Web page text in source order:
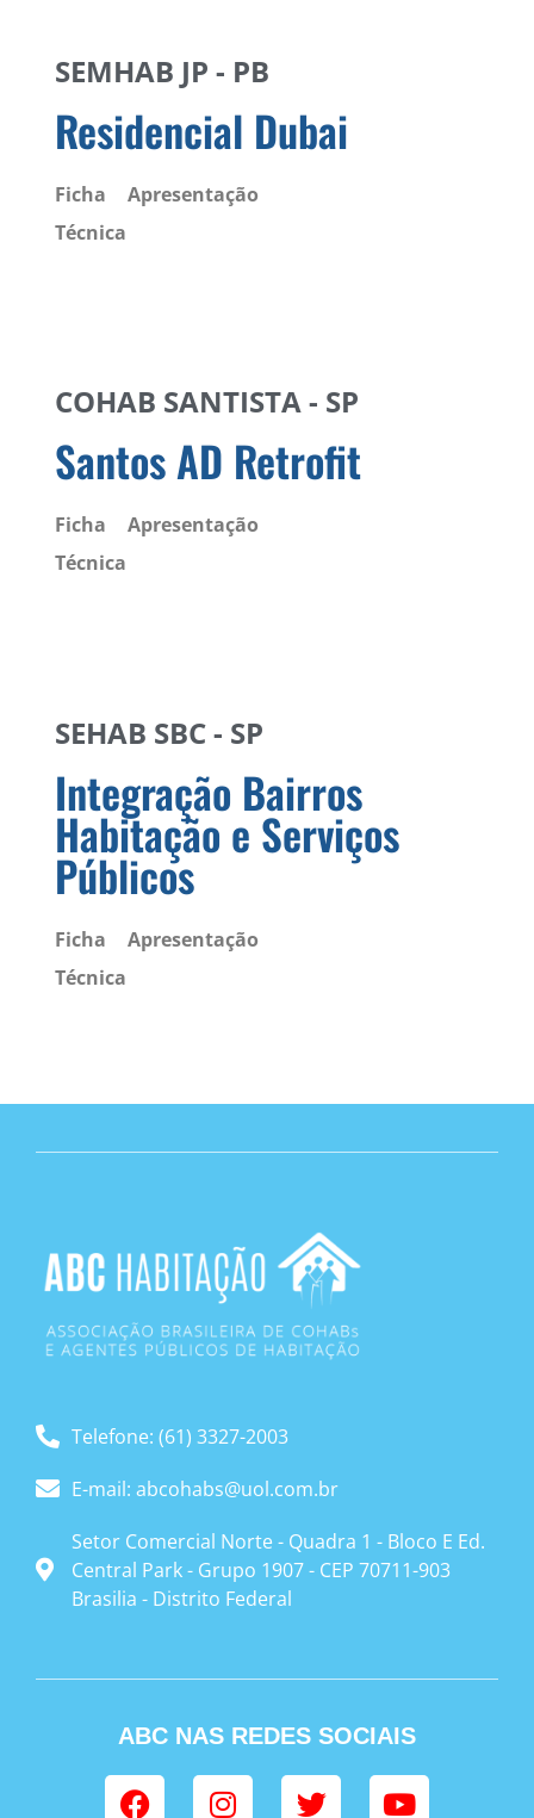
SEMHAB JP - PB
Residencial Dubai
Ficha
Técnica
Apresentação
COHAB SANTISTA - SP
Santos AD Retrofit
Ficha
Técnica
Apresentação
SEHAB SBC - SP
Integração Bairros
Habitação e Serviços
Públicos
Ficha
Técnica
Apresentação
Telefone: (61) 3327-2003
E-mail: abcohabs@uol.com.br
Setor Comercial Norte - Quadra 1 - Bloco E Ed.
Central Park - Grupo 1907 - CEP 70711-903
Brasilia - Distrito Federal
ABC NAS REDES SOCIAIS